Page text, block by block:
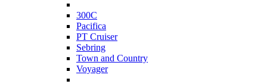
300C
Pacifica
PT Cruiser
Sebring
Town and Country
Voyager